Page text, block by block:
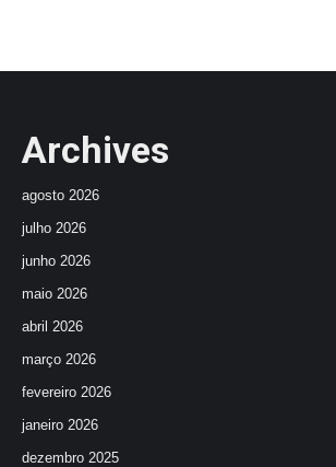
Archives
agosto 2026
julho 2026
junho 2026
maio 2026
abril 2026
março 2026
fevereiro 2026
janeiro 2026
dezembro 2025